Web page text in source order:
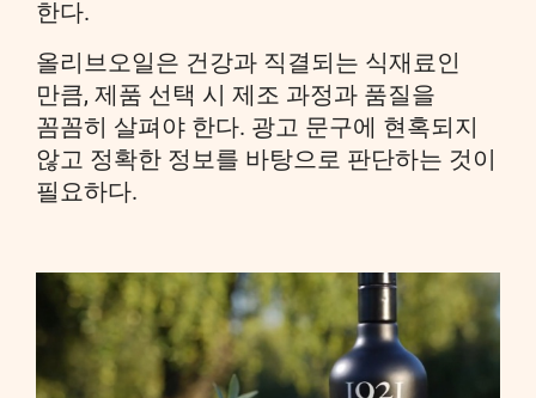
한다.
올리브오일은 건강과 직결되는 식재료인
만큼, 제품 선택 시 제조 과정과 품질을
꼼꼼히 살펴야 한다. 광고 문구에 현혹되지
않고 정확한 정보를 바탕으로 판단하는 것이
필요하다.